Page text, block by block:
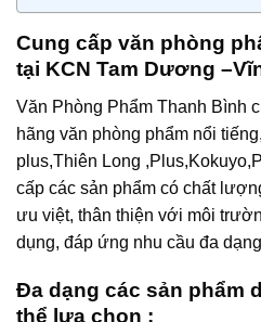
Cung cấp văn phòng
tại KCN Tam Dương
Văn Phòng Phẩm Thanh Bình
hãng văn phòng phẩm nổi
plus,Thiên Long
cấp các sản phẩm có chất
ưu việt, thân thiện với môi
dụng, đáp ứng nhu cầu đa
Đa dạng các sản phẩm
thể lựa chọn :